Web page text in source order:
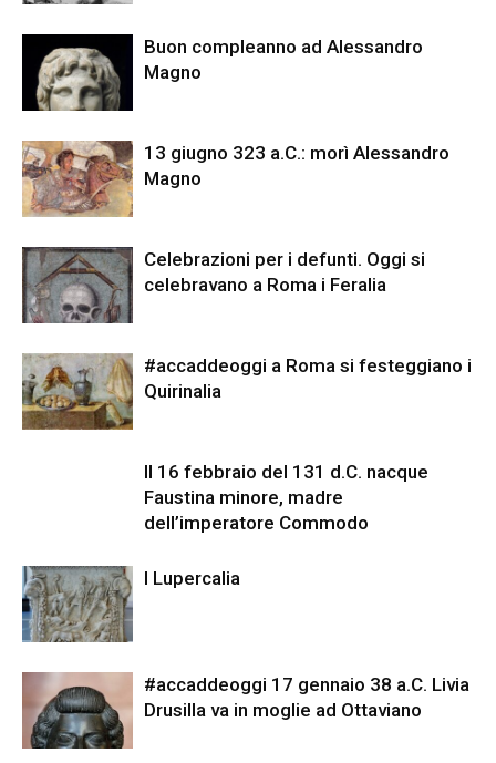
Buon compleanno ad Alessandro
Magno
13 giugno 323 a.C.: morì Alessandro
Magno
Celebrazioni per i defunti. Oggi si
celebravano a Roma i Feralia
#accaddeoggi a Roma si festeggiano i
Quirinalia
Il 16 febbraio del 131 d.C. nacque
Faustina minore, madre
dell’imperatore Commodo
I Lupercalia
#accaddeoggi 17 gennaio 38 a.C. Livia
Drusilla va in moglie ad Ottaviano